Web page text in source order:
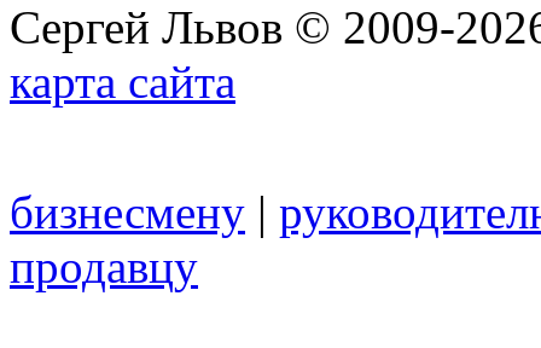
Сергей Львов © 2009-
карта сайта
бизнесмену |
продавцу